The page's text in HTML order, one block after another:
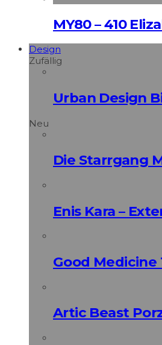
MY80 – 410
Design
Zufällig
Urban Design
Neu
Die Starrgang
Enis Kara –
Good
Artic Beast